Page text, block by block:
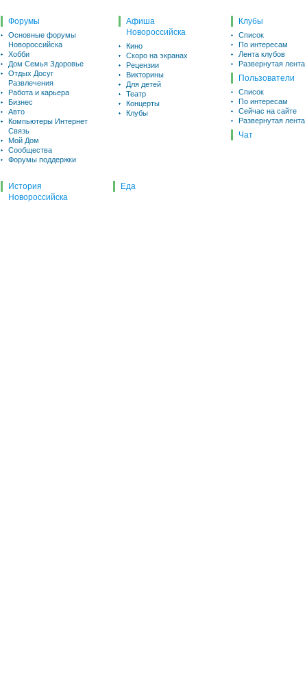
Форумы
Основные форумы
Новороссийска
Хобби
Дом Семья Здоровье
Отдых Досуг
Развлечения
Работа и карьера
Бизнес
Авто
Компьютеры Интернет
Связь
Мой Дом
Сообщества
Форумы поддержки
Афиша
Новороссийска
Кино
Скоро на экранах
Рецензии
Викторины
Для детей
Театр
Концерты
Клубы
Клубы
Список
По интересам
Лента клубов
Развернутая лента
Пользователи
Список
По интересам
Сейчас на сайте
Развернутая лента
Чат
История
Новороссийска
Еда